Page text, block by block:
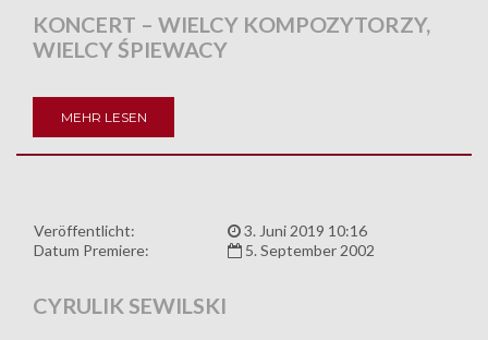
KONCERT – WIELCY KOMPOZYTORZY,
WIELCY ŚPIEWACY
MEHR LESEN
Veröffentlicht:
3. Juni 2019 10:16
Datum Premiere:
5. September 2002
CYRULIK SEWILSKI